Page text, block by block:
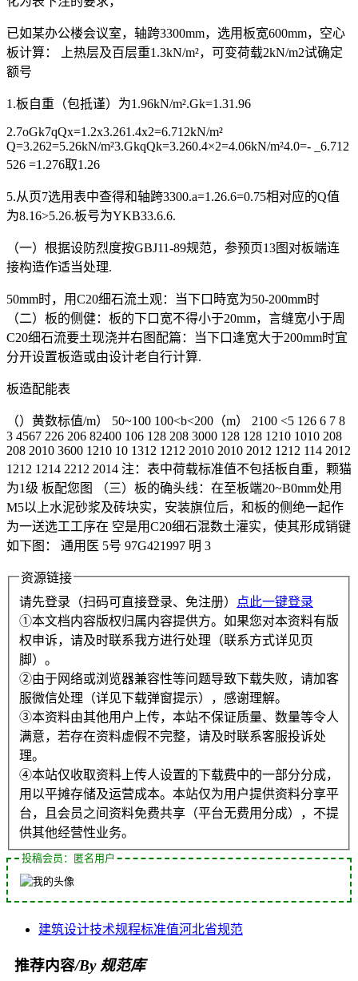
已如某办公楼会议室，轴跨3300mm，选用板宽600mm，空心
板计算： 上热层及百层重1.3kN/m²，可变荷载2kN/m2试确定
额号
1.板自重（包抵谨）为1.96kN/m².Gk=1.31.96
2.7oGk7qQx=1.2x3.261.4x2=6.712kN/m²
Q=3.262=5.26kN/m²3.GkqQk=3.260.4×2=4.06kN/m²4.0=- _6.712
526 =1.276取1.26
5.从页7选用表中查得和轴跨3300.a=1.26.6=0.75相对应的Q值
为8.16>5.26.板号为YKB33.6.6.
（一）根据设防烈度按GBJ11-89规范，参预页13图对板端连
接构造作适当处理.
50mm时，用C20细石流土观：当下口時宽为50-200mm时
（二）板的侧健：板的下口宽不得小于20mm，言缝宽小于周
C20细石流要土现浇并右图配篇：当下口逢宽大于200mm时宜
分开设置板造或由设计老自行计算.
板造配能表
（）黄数标值/m） 50~100 100<b<200（m） 2100 <5 126 6 7 8
3 4567 226 206 82400 106 128 208 3000 128 128 1210 1010 208
208 2010 3600 1210 10 1312 1212 2010 2010 2012 1212 114 2012
1212 1214 2212 2014 注：表中荷载标准值不包括板自重，颗猫
为1级 板配您图 （三）板的确头线：在至板端20~B0mm处用
M5以上水泥砂浆及砖块实，安装旗位后，和板的侧绝一起作
为一送选工工序在 空是用C20细石混数土灌实，使其形成销键
如下图： 通用医 5号 97G421997 明 3
资源链接
请先登录（扫码可直接登录、免注册）
点此一键登录
①本文档内容版权归属内容提供方。如果您对本资料有版
权申诉，请及时联系我方进行处理（联系方式详见页
脚）。
②由于网络或浏览器兼容性等问题导致下载失败，请加客
服微信处理（详见下载弹窗提示），感谢理解。
③本资料由其他用户上传，本站不保证质量、数量等令人
满意，若存在资料虚假不完整，请及时联系客服投诉处
理。
④本站仅收取资料上传人设置的下载费中的一部分分成，
用以平摊存储及运营成本。本站仅为用户提供资料分享平
台，且会员之间资料免费共享（平台无费用分成），不提
供其他经营性业务。
投稿会员：匿名用户
建筑设计技术规程标准值河北省规范
推荐内容/By 规范库